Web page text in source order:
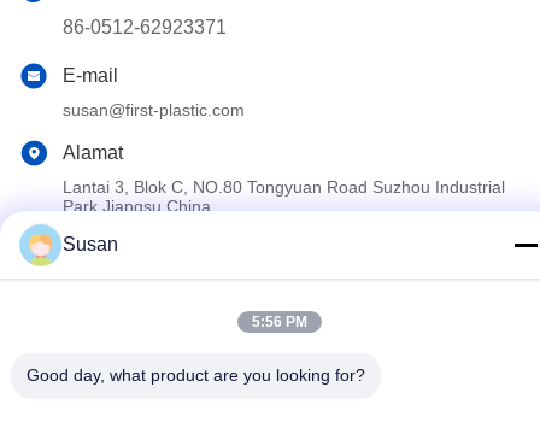
86-0512-62923371
E-mail
susan@first-plastic.com
Alamat
Lantai 3, Blok C, NO.80 Tongyuan Road Suzhou Industrial
Park Jiangsu China
Kebijakan Privasi|Sitemap
Cina Kualitas Baik Peti Plastik yang Dapat Dilipat Pemasok. Hak
Ltd. Semua hak dilindungi.
Susan
5:56 PM
Good day, what product are you looking for?